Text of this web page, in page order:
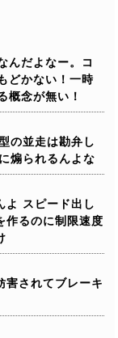
んだよなー。コ
どかない！一時
概念が無い！
の並走は勘弁し
煽られるんよな
よ スピード出し
作るのに制限速度
害されてブレーキ